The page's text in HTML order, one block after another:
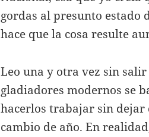
gordas al presunto estado
hace que la cosa resulte
Leo una y otra vez sin
gladiadores modernos se
hacerlos trabajar sin dejar
cambio de año. En